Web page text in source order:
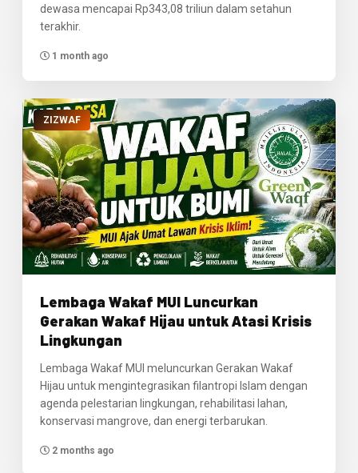
dewasa mencapai Rp343,08 triliun dalam setahun
terakhir.
1 month ago
ZIZWAF
Lembaga Wakaf MUI Luncurkan
Gerakan Wakaf Hijau untuk Atasi Krisis
Lingkungan
Lembaga Wakaf MUI meluncurkan Gerakan Wakaf
Hijau untuk mengintegrasikan filantropi Islam dengan
agenda pelestarian lingkungan, rehabilitasi lahan,
konservasi mangrove, dan energi terbarukan.
2 months ago